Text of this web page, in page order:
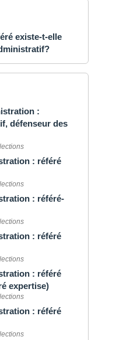
existe-t-elle
:
défenseur des
: référé
: référé-
: référé
: référé
expertise)
: référé